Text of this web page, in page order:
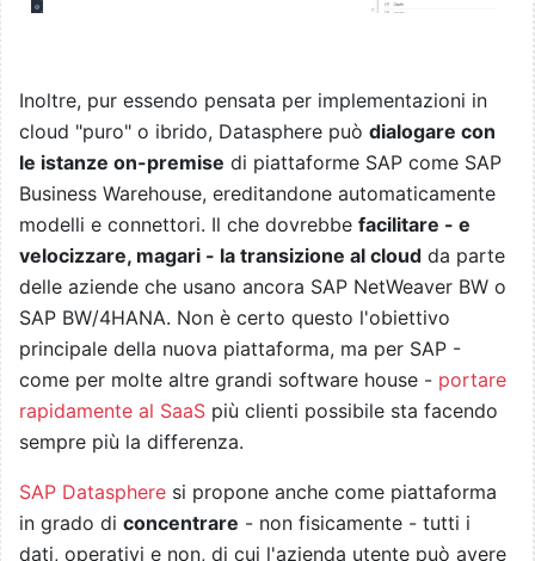
Inoltre, pur essendo pensata per implementazioni in
cloud "puro" o ibrido, Datasphere può dialogare con
le istanze on-premise di piattaforme SAP come SAP
Business Warehouse, ereditandone automaticamente
modelli e connettori. Il che dovrebbe facilitare - e
velocizzare, magari - la transizione al cloud da parte
delle aziende che usano ancora SAP NetWeaver BW o
SAP BW/4HANA. Non è certo questo l'obiettivo
principale della nuova piattaforma, ma per SAP -
come per molte altre grandi software house - portare
rapidamente al SaaS più clienti possibile sta facendo
sempre più la differenza.
SAP Datasphere si propone anche come piattaforma
in grado di concentrare - non fisicamente - tutti i
dati, operativi e non, di cui l'azienda utente può avere